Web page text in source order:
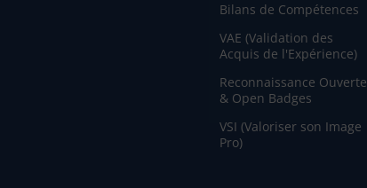
Bilans de Compétences
VAE (Validation des
Acquis de l'Expérience)
Reconnaissance Ouverte
& Open Badges
VSI (Valoriser son Image
Pro)